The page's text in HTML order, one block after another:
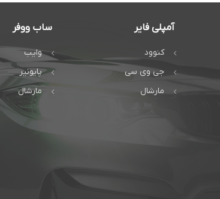
آمپلی فایر
کنوود
جی وی سی
مارشال
ساب ووفر
وایب
پایونیر
مارشال